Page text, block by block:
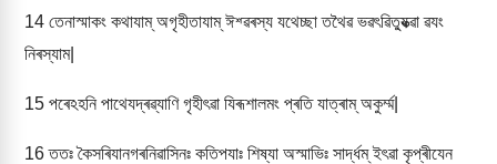
14 তেনাস্মাকং কথাযাম্ অগৃহীতাযাম্ ঈশ্ৱৰস্য যথেচ্ছা তথৈৱ ভৱৎৱিত্যুক্ত্ৱা ৱযং
নিৰস্যাম|
15 পৰেঽহনি পাথেযদ্ৰৱ্যাণি গৃহীৎৱা যিৰূশালমং প্ৰতি যাত্ৰাম্ অকুৰ্ম্ম|
16ততঃ কৈসৰিযানগৰনিৱাসিনঃ কতিপযাঃ শিষ্যা অস্মাভিঃ সাৰ্দ্ধম্ ইৎৱা কৃপ্ৰীযেন